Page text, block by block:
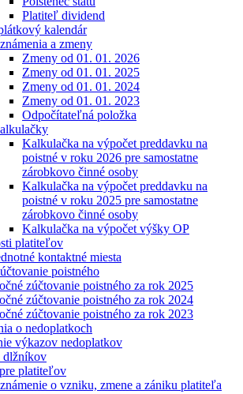
Platiteľ dividend
kalendár
a zmeny
Zmeny od 01. 01. 2026
Zmeny od 01. 01. 2025
Zmeny od 01. 01. 2024
Zmeny od 01. 01. 2023
Odpočítateľná položka
Kalkulačka na výpočet preddavku na
poistné v roku 2026 pre samostatne
zárobkovo činné osoby
Kalkulačka na výpočet preddavku na
poistné v roku 2025 pre samostatne
zárobkovo činné osoby
Kalkulačka na výpočet výšky OP
platiteľov
kontaktné miesta
poistného
zúčtovanie poistného za rok 2025
zúčtovanie poistného za rok 2024
zúčtovanie poistného za rok 2023
o nedoplatkoch
výkazov nedoplatkov
dlžníkov
platiteľov
o vzniku, zmene a zániku platiteľa